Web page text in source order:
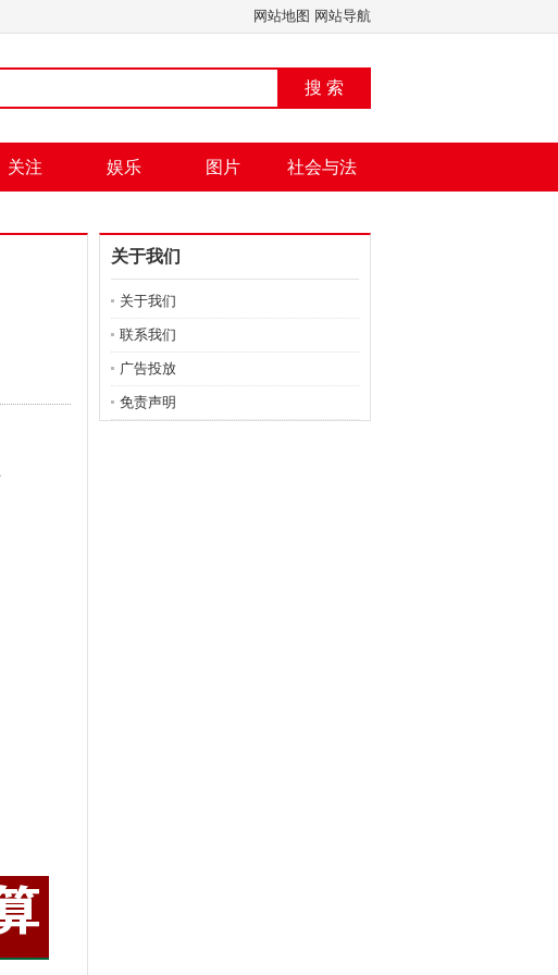
网站地图 网站导航
搜 索
关注 娱乐 图片 社会与法
关于我们
关于我们
联系我们
广告投放
免责声明